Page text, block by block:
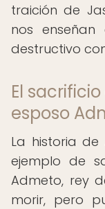
traición de
nos
destructivo
El
esposo
La historia
ejemplo de
Admeto, rey
morir, pero